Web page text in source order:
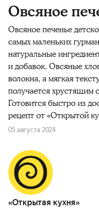
Овсяное
Овсяное печенье
самых маленьких
натуральные
и добавок. Овсяные
волокна, а мягкая
получается хрустящим
Готовится быстро из
рецепт от «Открытой
05 августа 2024
«Открытая кухня»